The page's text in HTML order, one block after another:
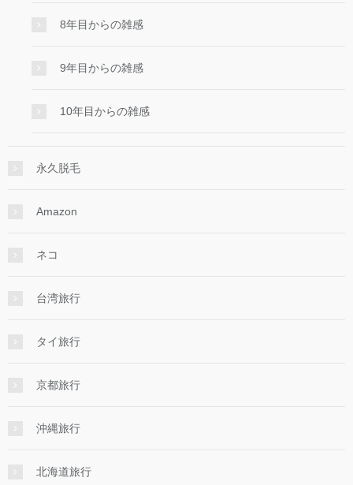
8年目からの雑感
9年目からの雑感
10年目からの雑感
永久脱毛
Amazon
ネコ
台湾旅行
タイ旅行
京都旅行
沖縄旅行
北海道旅行